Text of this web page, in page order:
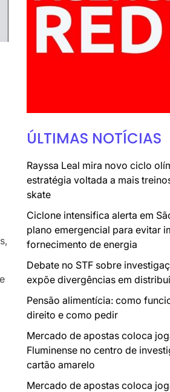
ÚLTIMAS NOTÍCIAS
Rayssa Leal mira novo ciclo
estratégia voltada a mais
skate
Ciclone intensifica alerta em
plano emergencial para evitar
fornecimento de energia
Debate no STF sobre
expõe divergências em
Pensão alimentícia: como
direito e como pedir
Mercado de apostas coloca
Fluminense no centro de
cartão amarelo
Mercado de apostas coloca